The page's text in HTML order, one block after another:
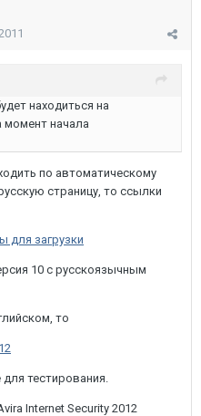
находиться на
момент начала
по автоматическому
страницу, то ссылки
для загрузки
10 с русскоязычным
то
тестирования.
Internet Security 2012